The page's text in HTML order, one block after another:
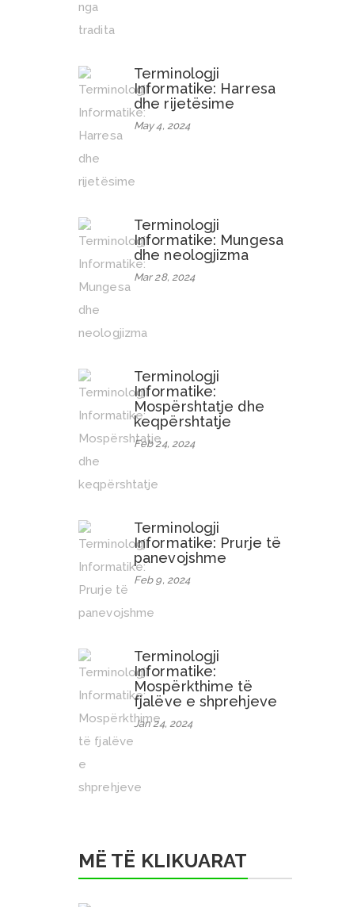
Terminologji
Informatike: Harresa
dhe rijetësime
May 4, 2024
Terminologji
Informatike: Mungesa
dhe neologjizma
Mar 28, 2024
Terminologji
Informatike:
Mospërshtatje dhe
keqpërshtatje
Feb 24, 2024
Terminologji
Informatike: Prurje të
panevojshme
Feb 9, 2024
Terminologji
Informatike:
Mospërkthime të
fjalëve e shprehjeve
Jan 24, 2024
MË TË KLIKUARAT